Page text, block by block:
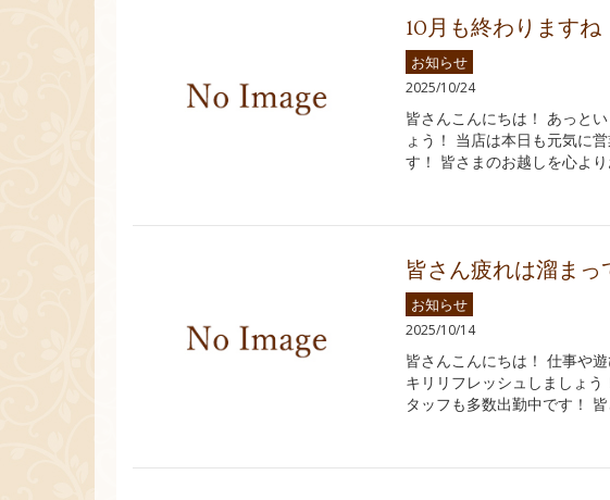
10月も終わりますね
お知らせ
2025/10/24
皆さんこんにちは！ あっと
ょう！ 当店は本日も元気に
す！ 皆さまのお越しを心より
皆さん疲れは溜まっ
お知らせ
2025/10/14
皆さんこんにちは！ 仕事や
キリリフレッシュしましょ
タッフも多数出勤中です！